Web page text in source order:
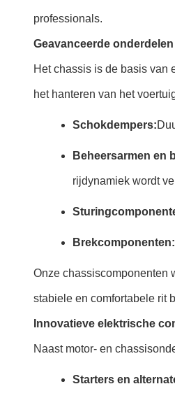
professionals.
Geavanceerde
Het chassis is de basis van
het hanteren van het
Schokdempers:
Beheersarmen en
rijdynamiek wordt
Brekcomponenten:
Onze chassiscomponenten
stabiele en comfortabele rit
Innovatieve elektrische
Naast motor- en
Starters en